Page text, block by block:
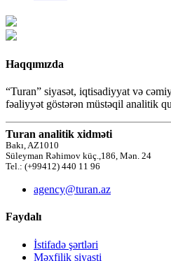
Haqqımızda
“Turan” siyasət, iqtisadiyyat və
fəaliyyət göstərən müstəqil analitik
Turan analitik xidməti
Bakı, AZ1010
Süleyman Rəhimov küç.,186, Mən. 24
Tel.: (+99412) 440 11 96
agency@turan.az
Faydalı
İstifadə şərtləri
Məxfilik siyasti